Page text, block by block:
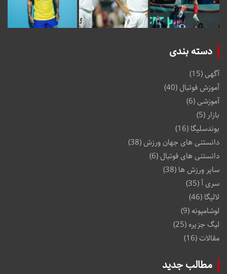
دسته بندی
آگهی(15)
آموزش فوتبال (40)
آموزشی(6)
بازار (5)
بوندسلیگا (16)
دانستنی های جهان ورزش(38)
دانستنی های فوتبال (6)
سایر ورزش ها (38)
سری آ(35)
لالیگا (46)
لوشامپونه(9)
لیگ جزیره (25)
مقالات(16)
مطالب جدید